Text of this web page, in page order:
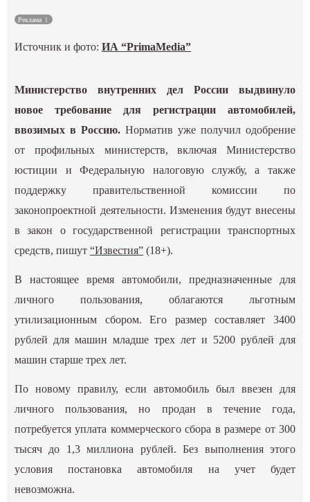
Реклама
Источник и фото:ИА “PrimaMedia”
Министерство внутренних дел России выдвинуло
новое требование для регистрации автомобилей,
ввозимых в Россию. Норматив уже получил одобрение
от профильных министерств, включая Министерство
юстиции и Федеральную налоговую службу, а также
поддержку правительственной комиссии по
законопроектной деятельности. Изменения будут внесены
в закон о государственной регистрации транспортных
средств, пишут“Известия” (18+).
В настоящее время автомобили, предназначенные для
личного пользования, облагаются льготным
утилизационным сбором. Его размер составляет 3400
рублей для машин младше трех лет и 5200 рублей для
машин старше трех лет.
По новому правилу, если автомобиль был ввезен для
личного пользования, но продан в течение года,
потребуется уплата коммерческого сбора в размере от 300
тысяч до 1,3 миллиона рублей. Без выполнения этого
условия постановка автомобиля на учет будет
невозможна.